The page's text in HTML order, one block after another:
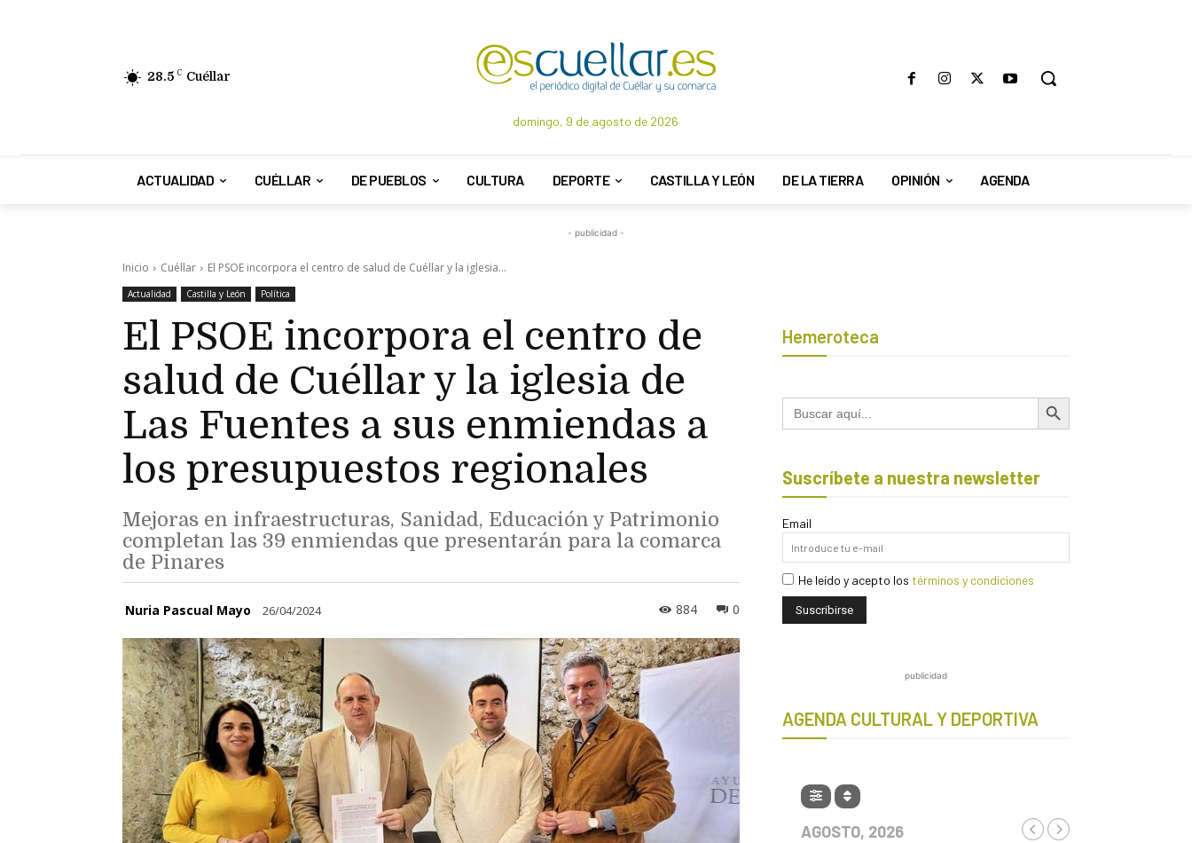
28.5 C Cuéllar
domingo, 9 de agosto de 2026
ACTUALIDAD CUÉLLAR DE PUEBLOS CULTURA DEPORTE CASTILLA Y LEÓN DE LA TIERRA OPINIÓN AGENDA
- publicidad -
Inicio Cuéllar El PSOE incorpora el centro de salud de Cuéllar y la iglesia...
Actualidad Castilla y León Política
El PSOE incorpora el centro de
salud de Cuéllar y la iglesia de
Las Fuentes a sus enmiendas a
los presupuestos regionales
Mejoras en infraestructuras, Sanidad, Educación y Patrimonio
completan las 39 enmiendas que presentarán para la comarca
de Pinares
Nuria Pascual Mayo 26/04/2024 0
884
Hemeroteca
Buscar: Botón de búsqueda
Suscríbete a nuestra newsletter
Email
He leído y acepto los términos y condiciones
publicidad
AGENDA CULTURAL Y DEPORTIVA
AGOSTO, 2026